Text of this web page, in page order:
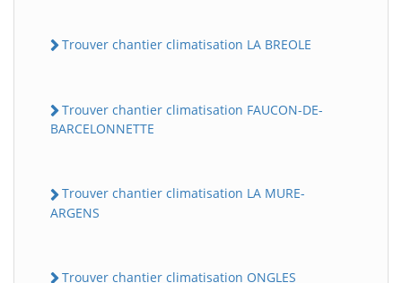
Trouver chantier climatisation LA BREOLE
Trouver chantier climatisation FAUCON-DE-
BARCELONNETTE
Trouver chantier climatisation LA MURE-
ARGENS
Trouver chantier climatisation ONGLES